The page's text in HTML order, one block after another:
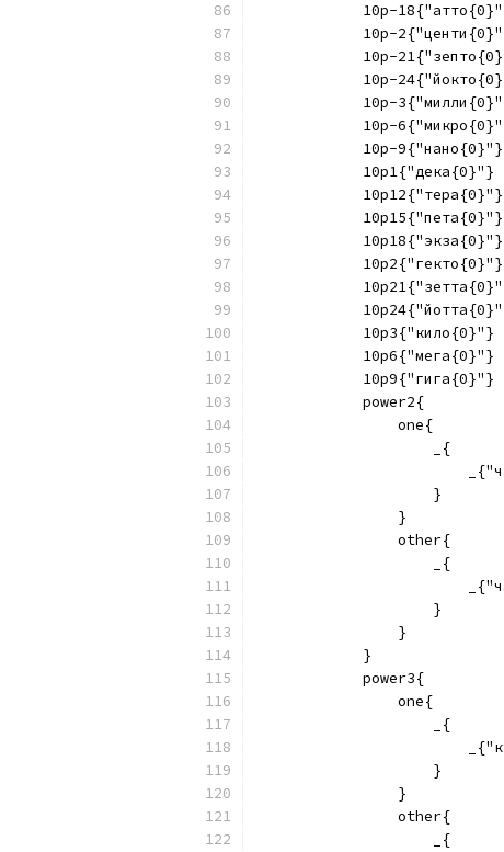
10p-
10p-
10p-
10p-
10p-
10p-
            10p-9{"нано{0}"}
            10p1{"дека{0}"}
            10p12{"тера{0}"}
            10p15{"пета{0}"}
            10p18{"экза{0}"}
            10p2{"гекто{0}"}
            10p3{"кило{0}"}
            10p6{"мега{0}"}
            10p9{"гига{0}"}
            power2{
                one{
                    _{
                    }
                }
                other{
                    _{
                    }
                }
            }
            power3{
                one{
                    _{
                    }
                }
                other{
                    _{